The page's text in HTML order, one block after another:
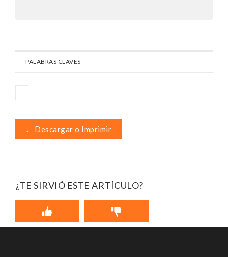
PALABRAS CLAVES
↓ Descargar o Imprimir
¿TE SIRVIÓ ESTE ARTÍCULO?